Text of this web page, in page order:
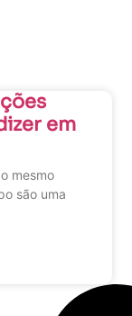
em
mesmo
são uma